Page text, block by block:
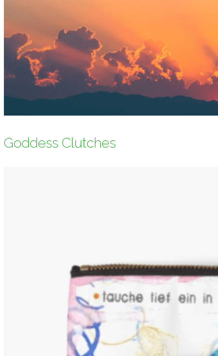
Goddess Clutches